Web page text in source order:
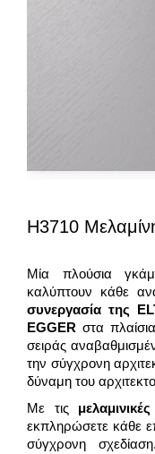
H3710
Μία πλούσια
καλύπτουν κάθε
συνεργασία της
EGGER στα
σειράς
την σύγχρονη
δύναμη του
Με τις
εκπληρώσετε κάθε
σύγχρονη